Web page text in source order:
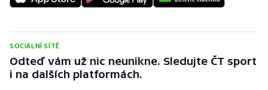
SOCIÁLNÍ SÍTĚ
Odteď vám už nic neunikne. Sledujte ČT sport
i na dalších platformách.